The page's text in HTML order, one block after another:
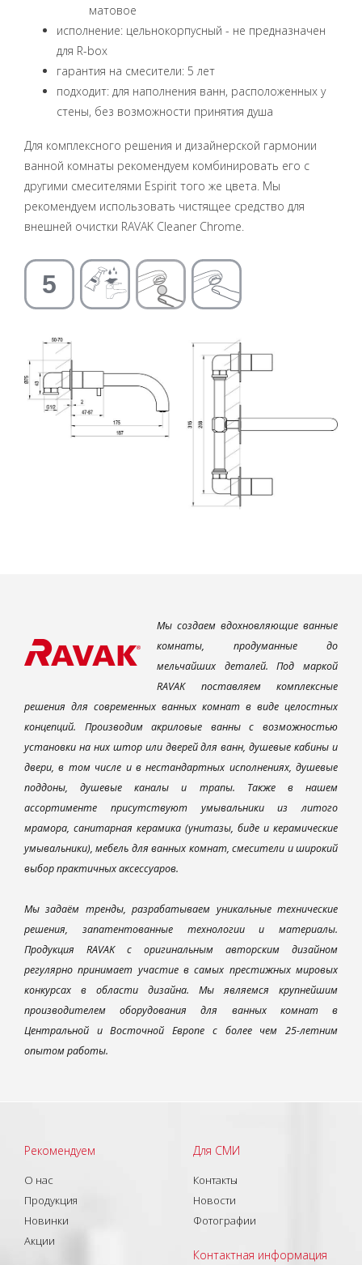
матовое
исполнение: цельнокорпусный - не предназначен
для R-box
гарантия на смесители: 5 лет
подходит: для наполнения ванн, расположенных у
стены, без возможности принятия душа
Для комплексного решения и дизайнерской гармонии
ванной комнаты рекомендуем комбинировать его с
другими смесителями Espirit того же цвета. Мы
рекомендуем использовать чистящее средство для
внешней очистки RAVAK Cleaner Chrome.
Мы создаем вдохновляющие ванные
комнаты, продуманные до
мельчайших деталей. Под маркой
RAVAK поставляем комплексные
решения для современных ванных комнат в виде целостных
концепций. Производим акриловые ванны с возможностью
установки на них штор или дверей для ванн, душевые кабины и
двери, в том числе и в нестандартных исполнениях, душевые
поддоны, душевые каналы и трапы. Также в нашем
ассортименте присутствуют умывальники из литого
мрамора, санитарная керамика (унитазы, биде и керамические
умывальники), мебель для ванных комнат, смесители и широкий
выбор практичных аксессуаров.
Мы задаём тренды, разрабатываем уникальные технические
решения, запатентованные технологии и материалы.
Продукция RAVAK с оригинальным авторским дизайном
регулярно принимает участие в самых престижных мировых
конкурсах в области дизайна. Мы являемся крупнейшим
производителем оборудования для ванных комнат в
Центральной и Восточной Европе с более чем 25-летним
опытом работы.
Рекомендуем
О нас
Продукция
Новинки
Акции
Для СМИ
Контакты
Новости
Фотографии
Контактная информация